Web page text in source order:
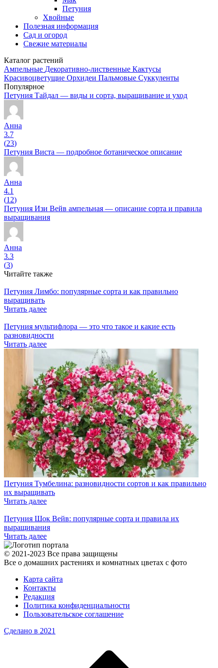
Петуния
Хвойные
Полезная информация
Сад и огород
Свежие материалы
Каталог растений
Ампельные Декоративно-лиственные Кактусы
Красивоцветущие Орхидеи Пальмовые Суккуленты
Популярное
Петуния Тайдал — виды и сорта, выращивание и уход
Анна
3.7
(23)
Петуния Виста — подробное ботаническое описание
Анна
4.1
(12)
Петуния Изи Вейв ампельная — описание сорта и правила
выращивания
Анна
3.3
(3)
Читайте также
Петуния Лимбо: популярные сорта и как правильно
выращивать
Читать далее
Петуния мультифлора — это что такое и какие есть
разновидности
Читать далее
Петуния Тумбелина: разновидности сортов и как правильно
их выращивать
Читать далее
Петуния Шок Вейв: популярные сорта и правила их
выращивания
Читать далее
© 2021-2023 Все права защищены
Все о домашних растениях и комнатных цветах с фото
Карта сайта
Контакты
Редакция
Политика конфиденциальности
Пользовательское соглашение
Сделано в 2021